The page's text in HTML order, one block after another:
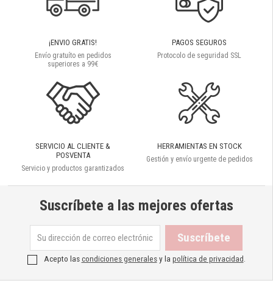
¡ENVIO GRATIS!
Envío gratuíto en pedidos
superiores a 99€
PAGOS SEGUROS
Protocolo de seguridad SSL
SERVICIO AL CLIENTE &
POSVENTA
Servicio y productos garantizados
HERRAMIENTAS EN STOCK
Gestión y envío urgente de pedidos
Suscríbete a las mejores ofertas
Acepto lascondiciones generalesy la política de privacidad